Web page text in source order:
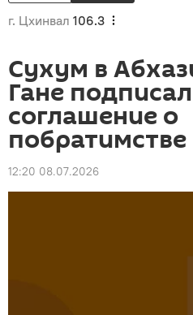
г. Цхинвал 106.3
Сухум в
Гане
соглашение о
побратимстве
12:20 08.07.2026